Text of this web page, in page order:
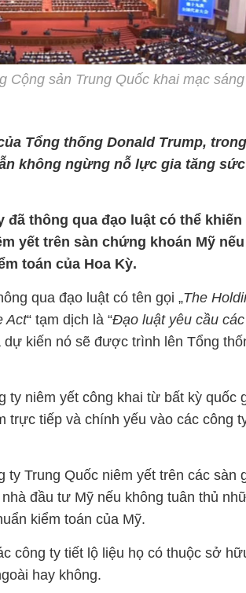
Cộng sản Trung Quốc khai mạc sáng
Tổng thống Donald Trump,
không ngừng nỗ lực gia tăng
đã thông qua đạo luật có thể khiến
yết trên sàn chứng khoán Mỹ
toán của Hoa Kỳ.
qua đạo luật có tên gọi „The
Act“ tạm dịch là “Đạo luật yêu cầu
dự kiến nó sẽ được trình lên Tổng
ty niêm yết công khai từ bất kỳ quốc
tiếp và chính yếu vào các công
ty Trung Quốc niêm yết trên các sàn
đầu tư Mỹ nếu không tuân thủ
kiểm toán của Mỹ.
công ty tiết lộ liệu họ có thuộc sở
hay không.